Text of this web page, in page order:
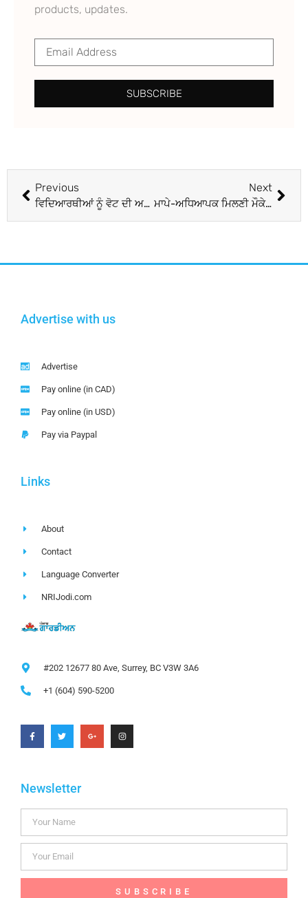
products, updates.
SUBSCRIBE
Previous
ਵਿਦਿਆਰਥੀਆਂ ਨੂੰ ਵੋਟ ਦੀ ਅਹਿਮੀਅਤ ਦੱਸੀ
Next
ਮਾਪੇ-ਅਧਿਆਪਕ ਮਿਲਣੀ ਮੌਕੇ ਲਗਾਈ ਕਿਤਾਬਾਂ ਦੀ ਪ੍ਰਦਰਸ਼ਨੀ
Advertise with us
Advertise
Pay online (in CAD)
Pay online (in USD)
Pay via Paypal
Links
About
Contact
Language Converter
NRIJodi.com
#202 12677 80 Ave, Surrey, BC V3W 3A6
+1 (604) 590-5200
Newsletter
SUBSCRIBE